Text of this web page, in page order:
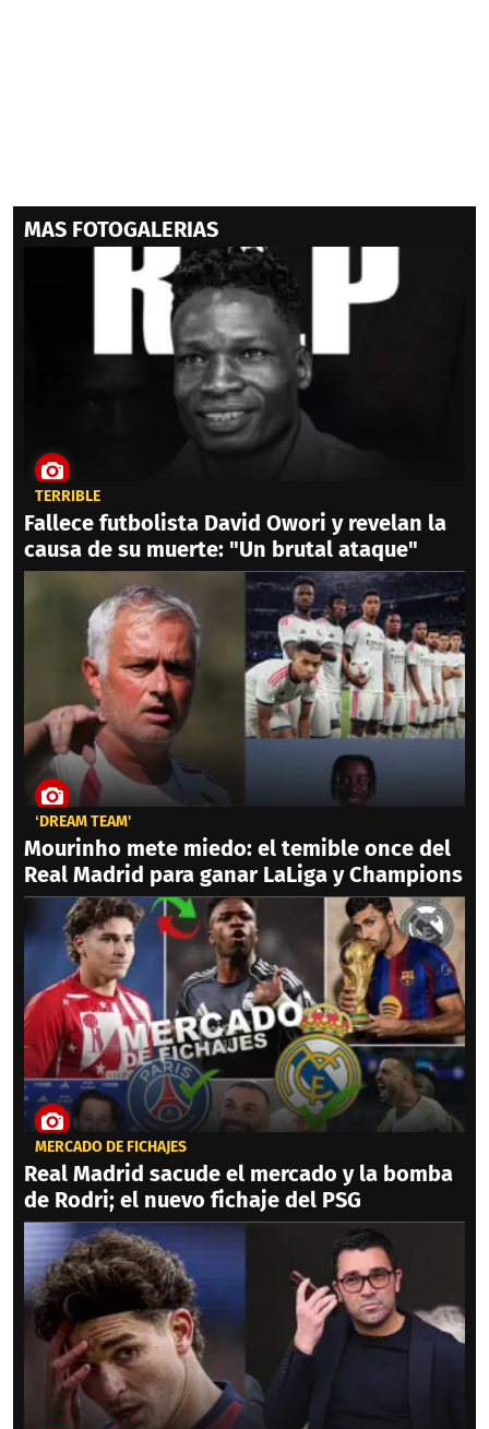
MAS FOTOGALERIAS
TERRIBLE
Fallece futbolista David Owori y revelan la
causa de su muerte: "Un brutal ataque"
‘DREAM TEAM'
Mourinho mete miedo: el temible once del
Real Madrid para ganar LaLiga y Champions
MERCADO DE FICHAJES
Real Madrid sacude el mercado y la bomba
de Rodri; el nuevo fichaje del PSG